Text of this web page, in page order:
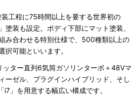
工程に75時間以上を要する世界初の
塗装も設定。ボディ下部にマット塗装、
み合わせる特別仕様で、500種類以上の
択可能といいます。
ター直列6気筒ガソリンターボ＋48Vマ
ーゼル、プラグインハイブリッド、そし
」を用意する幅広い構成です。